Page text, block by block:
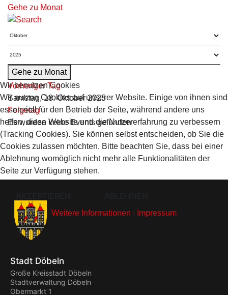
Gehe zu Monat
Gehe zu Monat
Vorheriger Tag
Samstag, 18. Oktober 2025
Folgetag
Es wurden keine Events gefunden
Stadt Döbeln
Große Kreisstadt Döbeln
Stadtverwaltung Döbeln
Obermarkt 1
Wir benutzen Cookies
Wir nutzen Cookies auf unserer Website. Einige von ihnen sind
essenziell für den Betrieb der Seite, während andere uns
helfen, diese Website und die Nutzererfahrung zu verbessern
(Tracking Cookies). Sie können selbst entscheiden, ob Sie die
Cookies zulassen möchten. Bitte beachten Sie, dass bei einer
Ablehnung womöglich nicht mehr alle Funktionalitäten der
Seite zur Verfügung stehen.
Weitere Informationen Impressum